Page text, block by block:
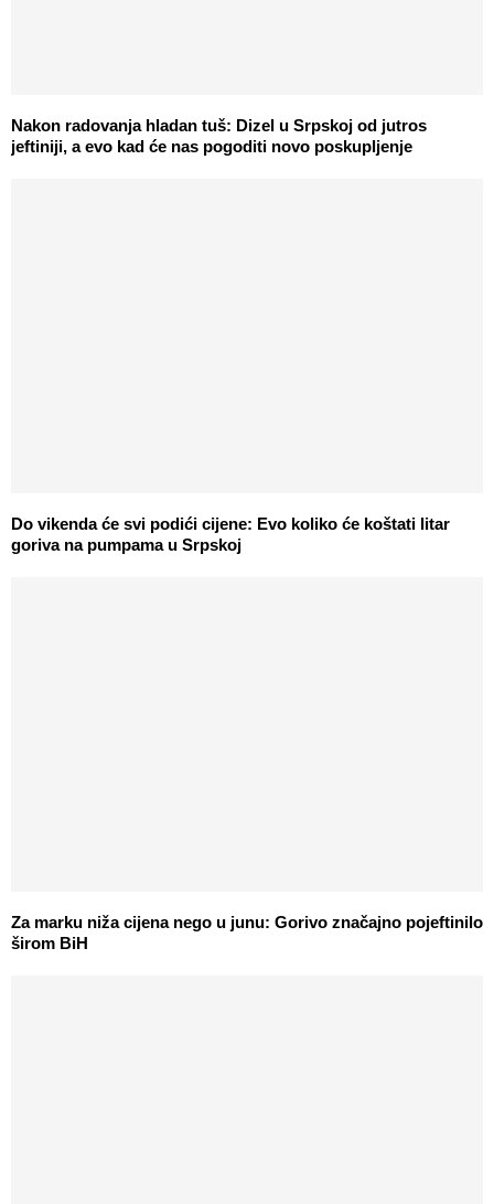
Nakon radovanja hladan tuš: Dizel u Srpskoj od jutros
jeftiniji, a evo kad će nas pogoditi novo poskupljenje
Do vikenda će svi podići cijene: Evo koliko će koštati litar
goriva na pumpama u Srpskoj
Za marku niža cijena nego u junu: Gorivo značajno pojeftinilo
širom BiH